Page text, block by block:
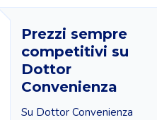
Prezzi sempre
competitivi su
Dottor
Convenienza
Su Dottor Convenienza